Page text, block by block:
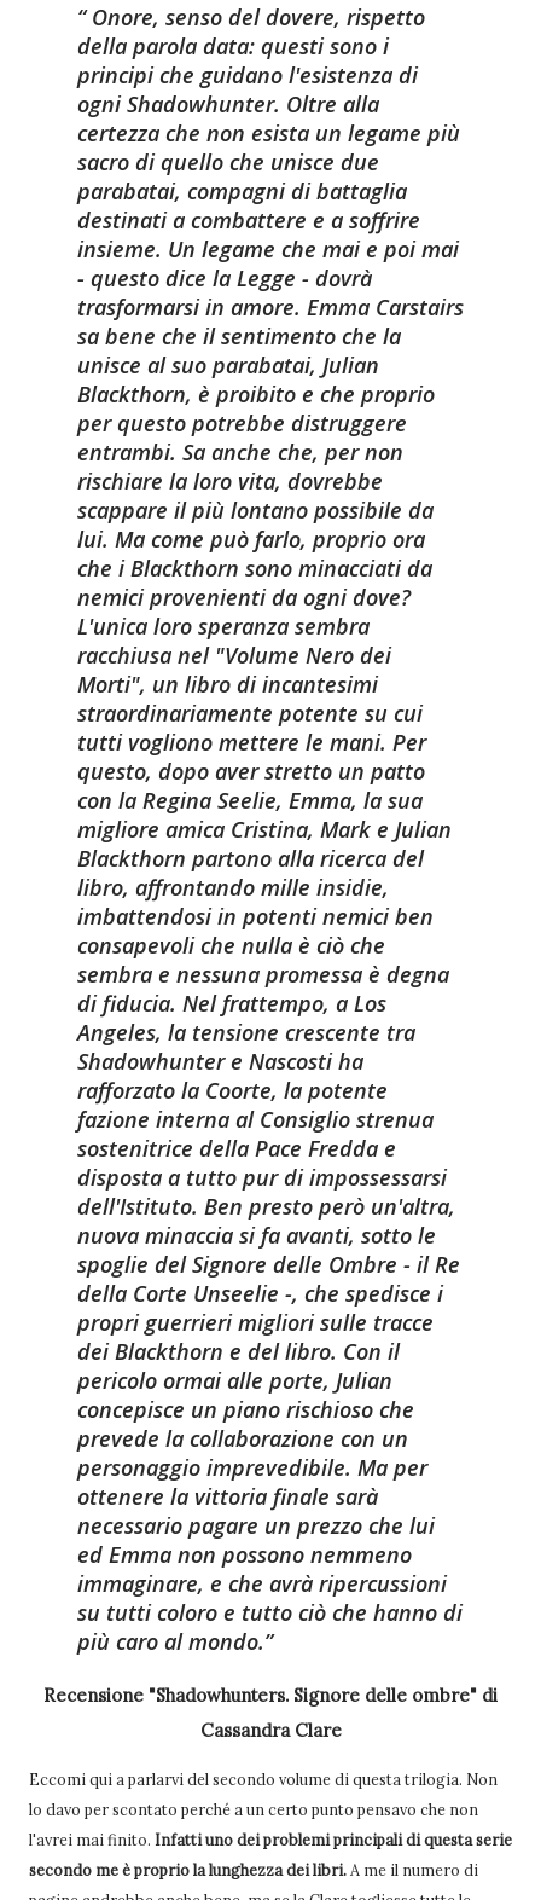
Onore, senso del dovere, rispetto
della parola data: questi sono i
principi che guidano l'esistenza di
ogni Shadowhunter. Oltre alla
certezza che non esista un legame più
sacro di quello che unisce due
parabatai, compagni di battaglia
destinati a combattere e a soffrire
insieme. Un legame che mai e poi mai
- questo dice la Legge - dovrà
trasformarsi in amore. Emma Carstairs
sa bene che il sentimento che la
unisce al suo parabatai, Julian
Blackthorn, è proibito e che proprio
per questo potrebbe distruggere
entrambi. Sa anche che, per non
rischiare la loro vita, dovrebbe
scappare il più lontano possibile da
lui. Ma come può farlo, proprio ora
che i Blackthorn sono minacciati da
nemici provenienti da ogni dove?
L'unica loro speranza sembra
racchiusa nel "Volume Nero dei
Morti", un libro di incantesimi
straordinariamente potente su cui
tutti vogliono mettere le mani. Per
questo, dopo aver stretto un patto
con la Regina Seelie, Emma, la sua
migliore amica Cristina, Mark e Julian
Blackthorn partono alla ricerca del
libro, affrontando mille insidie,
imbattendosi in potenti nemici ben
consapevoli che nulla è ciò che
sembra e nessuna promessa è degna
di fiducia. Nel frattempo, a Los
Angeles, la tensione crescente tra
Shadowhunter e Nascosti ha
rafforzato la Coorte, la potente
fazione interna al Consiglio strenua
sostenitrice della Pace Fredda e
disposta a tutto pur di impossessarsi
dell'Istituto. Ben presto però un'altra,
nuova minaccia si fa avanti, sotto le
spoglie del Signore delle Ombre - il Re
della Corte Unseelie -, che spedisce i
propri guerrieri migliori sulle tracce
dei Blackthorn e del libro. Con il
pericolo ormai alle porte, Julian
concepisce un piano rischioso che
prevede la collaborazione con un
personaggio imprevedibile. Ma per
ottenere la vittoria finale sarà
necessario pagare un prezzo che lui
ed Emma non possono nemmeno
immaginare, e che avrà ripercussioni
su tutti coloro e tutto ciò che hanno di
più caro al mondo.
Recensione "Shadowhunters. Signore delle ombre" di
Cassandra Clare
Eccomi qui a parlarvi del secondo volume di questa trilogia. Non
lo davo per scontato perché a un certo punto pensavo che non
l'avrei mai finito. Infatti uno dei problemi principali di questa serie
secondo me è proprio la lunghezza dei libri.A me il numero di